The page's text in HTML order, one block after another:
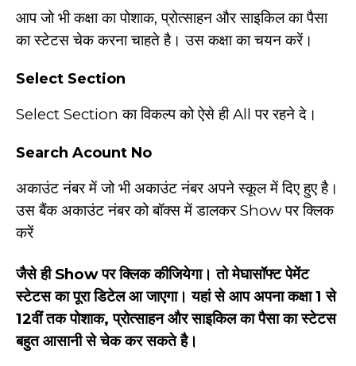
आप जो भी कक्षा का पोशाक, प्रोत्साहन और साइकिल का पैसा
का स्टेटस चेक करना चाहते है। उस कक्षा का चयन करें।
Select Section
Select Section का विकल्प को ऐसे ही All पर रहने दे।
Search Acount No
अकाउंट नंबर में जो भी अकाउंट नंबर अपने स्कूल में दिए हुए है।
उस बैंक अकाउंट नंबर को बॉक्स में डालकर Show पर क्लिक
करें
जैसे ही Show पर क्लिक कीजियेगा। तो मेघासॉफ्ट पेमेंट
स्टेटस का पूरा डिटेल आ जाएगा। यहां से आप अपना कक्षा 1 से
12वीं तक पोशाक, प्रोत्साहन और साइकिल का पैसा का स्टेटस
बहुत आसानी से चेक कर सकते है।